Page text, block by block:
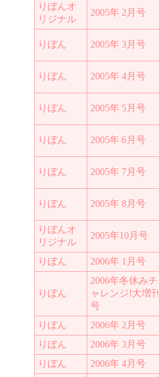
りぼんオ
リジナル
2005年 2月号
りぼん 2005年 3月号
りぼん 2005年 4月号
りぼん 2005年 5月号
りぼん 2005年 6月号
りぼん 2005年 7月号
りぼん 2005年 8月号
りぼんオ
リジナル
2005年10月号
りぼん 2006年 1月号
りぼん
2006年冬休みチ
ャレンジ!大増刊
号
りぼん 2006年 2月号
りぼん
2006年 3月号
りぼん
2006年 4月号